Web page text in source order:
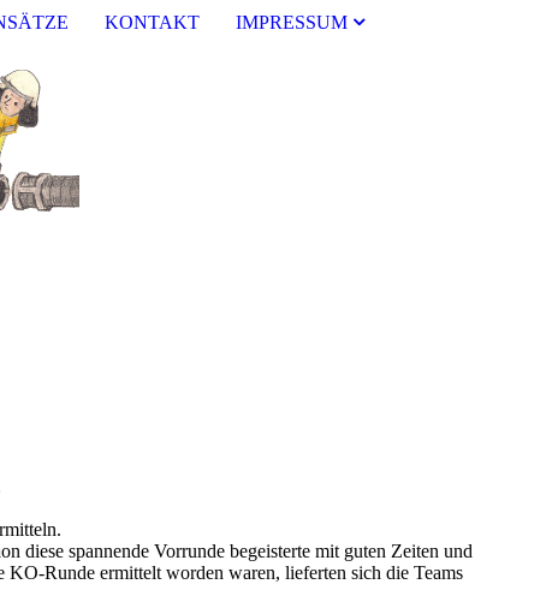
KONTAKT IMPRESSUM
diese spannende Vorrunde begeisterte mit guten Zeiten und
KO-Runde ermittelt worden waren, lieferten sich die Teams